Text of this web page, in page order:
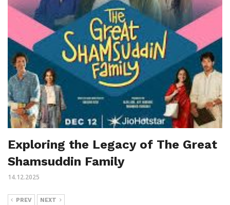
Exploring the Legacy of The Great
Shamsuddin Family
14.12.2025
PREV NEXT